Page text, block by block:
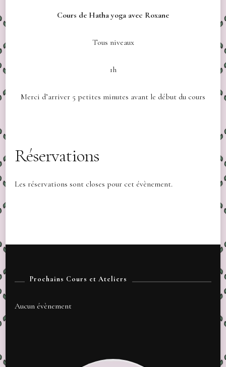
Cours de Hatha yoga avec Roxane
Tous niveaux
1h
Merci d’arriver 5 petites minutes avant le début du cours
Réservations
Les réservations sont closes pour cet évènement.
Prochains Cours et Ateliers
Aucun évènement